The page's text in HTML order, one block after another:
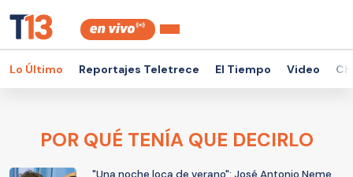
Lo Último Reportajes Teletrece El Tiempo Video
POR QUÉ TENÍA QUE DECIRLO
"Una noche loca de verano": José Antonio Neme